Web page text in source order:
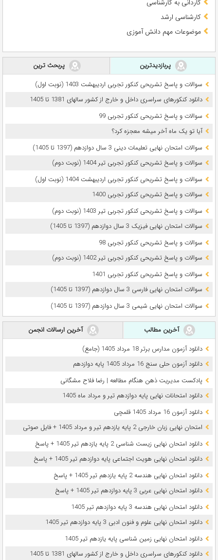
کاردانی به کارشناسی
کارشناسی ارشد
موضوعات مهم دانش آموزی
پربازدیدترین
پربحث ترین
سوالات و پاسخ تشریحی کنکور تجربی اردیبهشت 1403 (نوبت اول)
دانلود کنکورهای سراسری داخل و خارج از کشور سالهای 1381 تا 1405
سوالات و پاسخ تشریحی کنکور تجربی 99
آیا تو یک ماه آخر میشه معجزه کرد؟
سوالات امتحان نهایی تعلیمات دینی 3 سال دوازدهم (1397 تا 1405)
سوالات و پاسخ تشریحی کنکور تجربی تیر 1404 (نوبت دوم)
سوالات و پاسخ تشریحی کنکور تجربی اردیبهشت 1404 (نوبت اول)
سوالات و پاسخ تشریحی کنکور تجربی 1400
سوالات و پاسخ تشریحی کنکور تجربی تیر 1403 (نوبت دوم)
سوالات امتحان نهایی فیزیک 3 سال دوازدهم (1397 تا 1405)
سوالات و پاسخ تشریحی کنکور تجربی 98
سوالات و پاسخ تشریحی کنکور تجربی تیر 1402 (نوبت دوم)
سوالات و پاسخ تشریحی کنکور تجربی 1401
سوالات امتحان نهایی فارسی 3 سال دوازدهم (1397 تا 1405)
سوالات امتحان نهایی شیمی 3 سال دوازدهم (1397 تا 1405)
آخرین مطالب
آخرین ارسالات انجمن
دانلود آزمون مدارس برتر 18 مرداد 1405 (جامع)
دانلود آزمون حلی سنج 16 مرداد 1405 پایه دوازدهم
پادکست مدیریت ذهن هنگام مطالعه | رضا فلاح مشگانی
دانلود امتحانات نهایی پایه دوازدهم تیر و مرداد ماه 1405
دانلود آزمون 16 مرداد 1405 قلمچی
امتحان نهایی زبان خارجی 2 پایه یازدهم تیر و مرداد 1405 + فایل صوتی
دانلود امتحان نهایی زیست شناسی 2 پایه یازدهم تیر 1405 + پاسخ
دانلود امتحان نهایی هویت اجتماعی پایه دوازدهم تیر 1405 + پاسخ
دانلود امتحان نهایی هندسه 2 پایه یازدهم تیر 1405 + پاسخ
دانلود امتحان نهایی عربی 3 پایه دوازدهم تیر 1405 + پاسخ
دانلود امتحان نهایی هندسه 3 پایه دوازدهم تیر 1405
دانلود امتحان نهایی علوم و فنون ادبی 3 پایه دوازدهم تیر 1405
دانلود امتحان نهایی زمین شناسی پایه یازدهم تیر 1405
دانلود کنکورهای سراسری داخل و خارج از کشور سالهای 1381 تا 1405